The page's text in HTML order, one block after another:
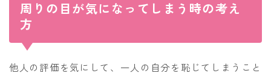
周りの目が気になってしまう時の考え
方
他人の評価を気にして、一人の自分を恥じてしまうこと